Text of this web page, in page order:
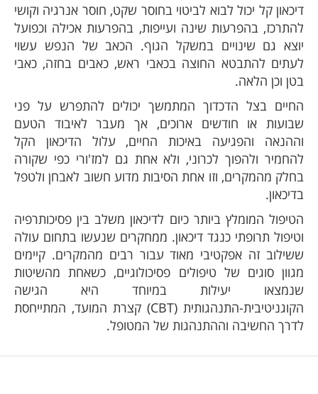
דיכאון קל יכול לבוא לביטוי בחוסר שקט, חוסר אנרגיה וקושי
להתרכז, בהפרעות שינה ועייפות, בהפרעות אכילה וכפועל
יוצא גם שינויים במשקל הגוף. הכאב של הנפש עשוי
לעתים להתבטא החוצה בכאבי ראש, כאבים בחזה, כאבי
בטן וכן הלאה.
החיים בצל הדכדוך המתמשך יכולים להתפרש על פני
שבועות או חודשים ארוכים, אך מעבר לאיבוד הטעם
וההנאה והפגיעה באיכות החיים, עלול הדיכאון הקל
להחמיר ולהפוך לכרוני, ולא אחת גם למז'ורי כפי שקורה
בחלק מהמקרים, וזו אחת הסיבות מדוע חשוב לאבחן ולטפל
בדיכאון.
הטיפול המומלץ ביותר כיום לדיכאון משלב בין פסיכותרפיה
וטיפול תרופתי כנגד דיכאון. ממחקרים שנעשו בתחום עולה
ששילוב זה אפקטיבי מאוד עבור רבים מהמקרים. קיימים
מגוון סוגים של טיפולים פסיכולוגיים, כשאחת מהשיטות
שנמצאו יעילות במיוחד היא הגישה
הקוגניטיבית-התנהגותית (CBT) קצרת המועד, המתייחסת
לדרך החשיבה וההתנהגות של המטופל.